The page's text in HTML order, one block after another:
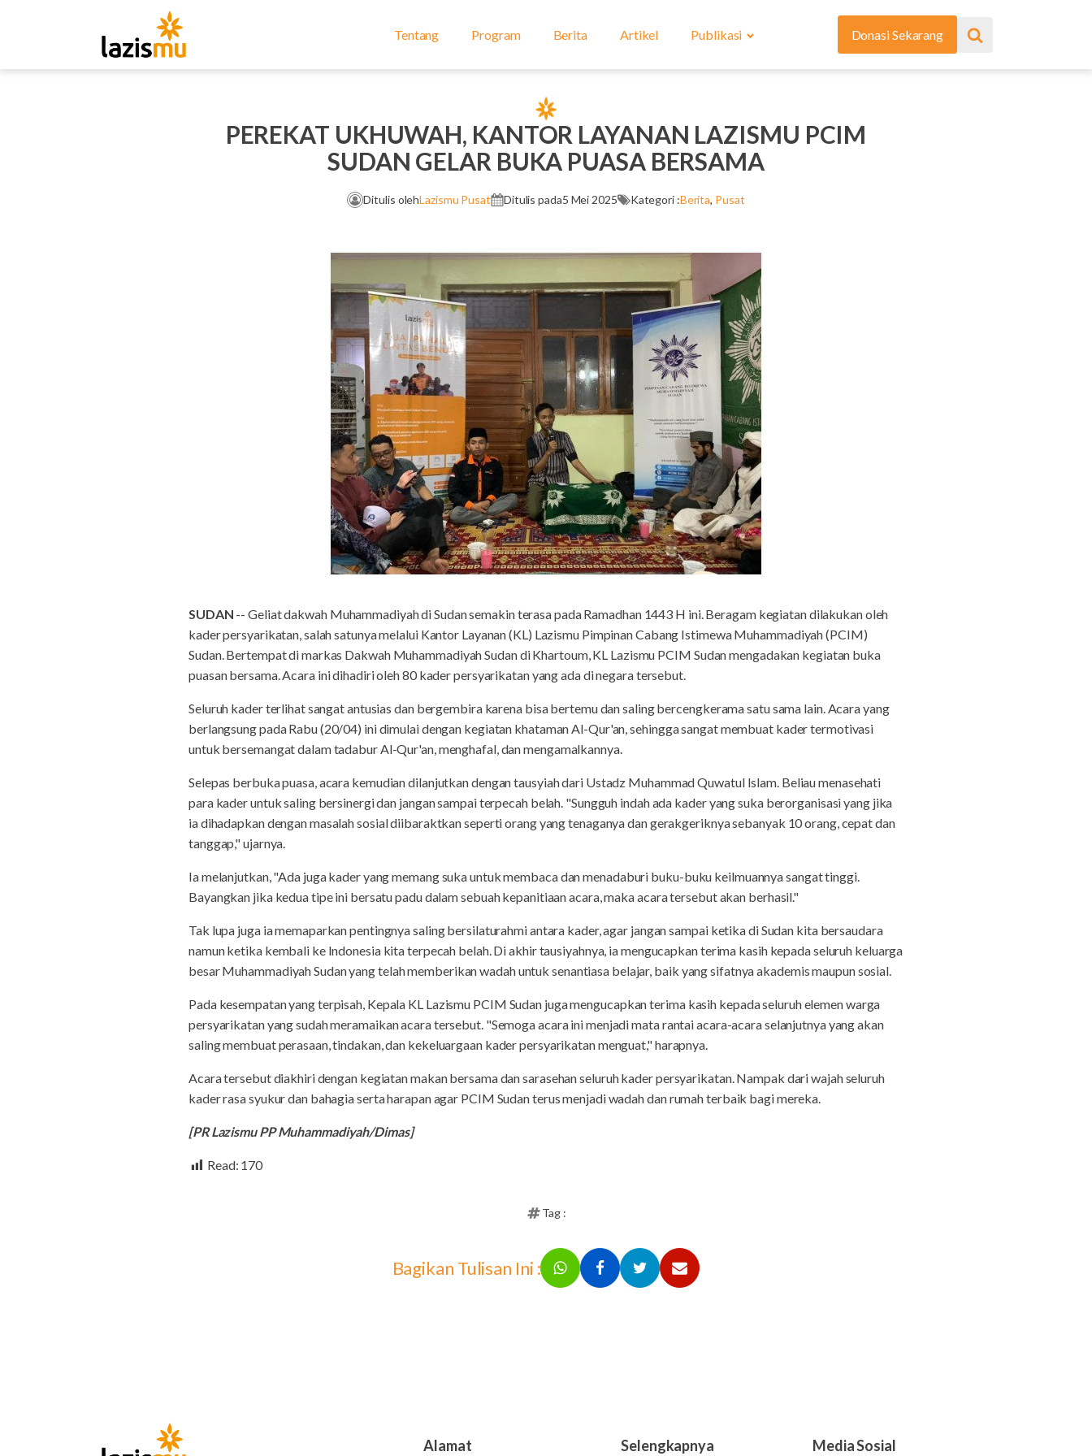
Tentang Program Berita Artikel Publikasi Donasi Sekarang
PEREKAT UKHUWAH, KANTOR LAYANAN LAZISMU PCIM
SUDAN GELAR BUKA PUASA BERSAMA
Ditulis olehLazismu Pusat Ditulis pada5 Mei 2025 Kategori :Berita, Pusat
SUDAN -- Geliat dakwah Muhammadiyah di Sudan semakin terasa pada Ramadhan 1443 H ini. Beragam kegiatan dilakukan oleh
kader persyarikatan, salah satunya melalui Kantor Layanan (KL) Lazismu Pimpinan Cabang Istimewa Muhammadiyah (PCIM)
Sudan. Bertempat di markas Dakwah Muhammadiyah Sudan di Khartoum, KL Lazismu PCIM Sudan mengadakan kegiatan buka
puasan bersama. Acara ini dihadiri oleh 80 kader persyarikatan yang ada di negara tersebut.
Seluruh kader terlihat sangat antusias dan bergembira karena bisa bertemu dan saling bercengkerama satu sama lain. Acara yang
berlangsung pada Rabu (20/04) ini dimulai dengan kegiatan khataman Al-Qur'an, sehingga sangat membuat kader termotivasi
untuk bersemangat dalam tadabur Al-Qur'an, menghafal, dan mengamalkannya.
Selepas berbuka puasa, acara kemudian dilanjutkan dengan tausyiah dari Ustadz Muhammad Quwatul Islam. Beliau menasehati
para kader untuk saling bersinergi dan jangan sampai terpecah belah. "Sungguh indah ada kader yang suka berorganisasi yang jika
ia dihadapkan dengan masalah sosial diibaraktkan seperti orang yang tenaganya dan gerakgeriknya sebanyak 10 orang, cepat dan
tanggap," ujarnya.
Ia melanjutkan, "Ada juga kader yang memang suka untuk membaca dan menadaburi buku-buku keilmuannya sangat tinggi.
Bayangkan jika kedua tipe ini bersatu padu dalam sebuah kepanitiaan acara, maka acara tersebut akan berhasil."
Tak lupa juga ia memaparkan pentingnya saling bersilaturahmi antara kader, agar jangan sampai ketika di Sudan kita bersaudara
namun ketika kembali ke Indonesia kita terpecah belah. Di akhir tausiyahnya, ia mengucapkan terima kasih kepada seluruh keluarga
besar Muhammadiyah Sudan yang telah memberikan wadah untuk senantiasa belajar, baik yang sifatnya akademis maupun sosial.
Pada kesempatan yang terpisah, Kepala KL Lazismu PCIM Sudan juga mengucapkan terima kasih kepada seluruh elemen warga
persyarikatan yang sudah meramaikan acara tersebut. "Semoga acara ini menjadi mata rantai acara-acara selanjutnya yang akan
saling membuat perasaan, tindakan, dan kekeluargaan kader persyarikatan menguat," harapnya.
Acara tersebut diakhiri dengan kegiatan makan bersama dan sarasehan seluruh kader persyarikatan. Nampak dari wajah seluruh
kader rasa syukur dan bahagia serta harapan agar PCIM Sudan terus menjadi wadah dan rumah terbaik bagi mereka.
[PR Lazismu PP Muhammadiyah/Dimas]
Read: 170
Tag :
Bagikan Tulisan Ini :
Alamat Selengkapnya Media Sosial